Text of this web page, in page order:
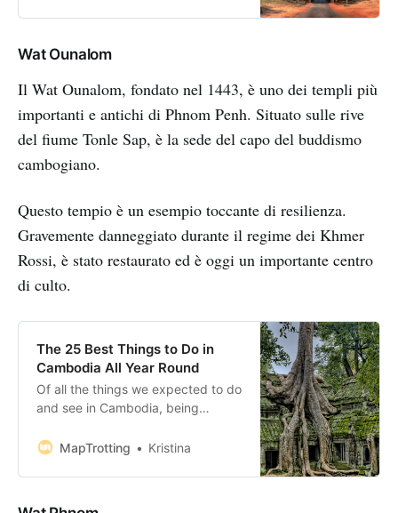
square kilometres Angkor
World Heritage Site is home to
Empire
Wat Ounalom
Il Wat Ounalom, fondato nel 1443, è uno dei templi più
importanti e antichi di Phnom Penh. Situato sulle rive
del fiume Tonle Sap, è la sede del capo del buddismo
cambogiano.
Questo tempio è un esempio toccante di resilienza.
Gravemente danneggiato durante il regime dei Khmer
Rossi, è stato restaurato ed è oggi un importante centro
di culto.
The 25 Best Things to Do in
Cambodia All Year Round
Of all the things we expected to do
and see in Cambodia, being
speechless, was never part of our
that is both glorious and horrifying
MapTrotting Kristina